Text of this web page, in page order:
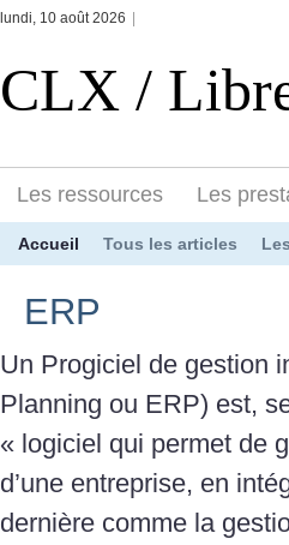
lundi, 10 août 2026
CLX /
Les ressources Les
Accueil Tous les articles
ERP
Un Progiciel de gestion
Planning ou ERP) est,
« logiciel qui permet de
d’une entreprise, en
dernière comme la